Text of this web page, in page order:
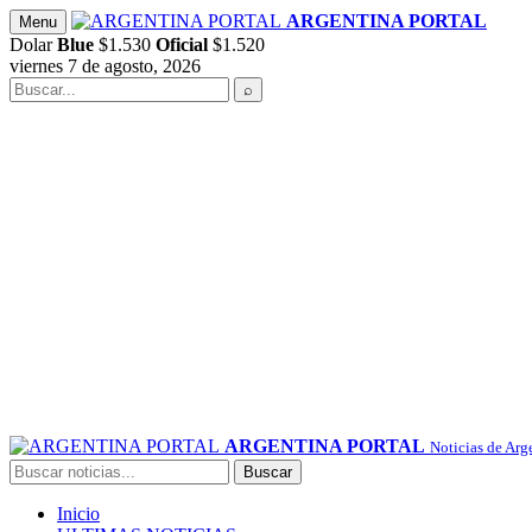
Saltar
al
contenido
Menu
ARGENTINA PORTAL
Dolar Blue $1.530 Oficial $1.520
viernes 7 de agosto, 2026
Buscar
⌕
ARGENTINA PORTAL Noticias de
Buscar Buscar
Inicio